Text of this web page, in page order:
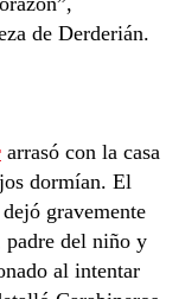
de Derderián.
arrasó con la casa
dormían. El
gravemente
padre del niño y
al intentar